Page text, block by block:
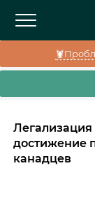
достижение
канадцев